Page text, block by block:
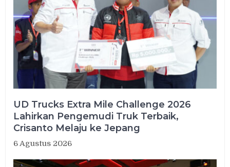
UD Trucks Extra Mile Challenge 2026
Lahirkan Pengemudi Truk Terbaik,
Crisanto Melaju ke Jepang
6 Agustus 2026